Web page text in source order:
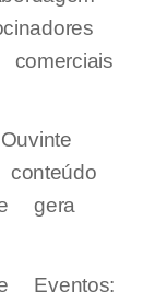
gera
Eventos: